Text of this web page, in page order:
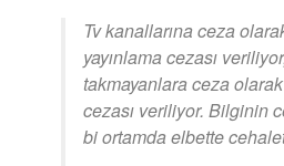
Tv kanallarına ceza
yayınlama cezası
takmayanlara ceza
cezası veriliyor. Bilginin
bi ortamda elbette cehalet